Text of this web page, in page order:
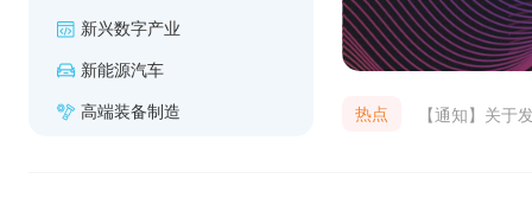
新兴数字产业
新能源汽车
高端装备制造 热点